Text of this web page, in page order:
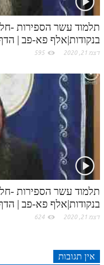
בנקודות|אלף פא-פב |
דצמ 21, 2020 595
בנקודות|אלף פא-פב |
דצמ 21, 2020 624
אין תגובות